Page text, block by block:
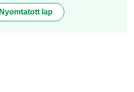
Nyomtatott lap